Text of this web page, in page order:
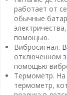
работает от
обычные
помощью.
Вибросигнал.
отключенном
помощью
Термометр. На
термометр,